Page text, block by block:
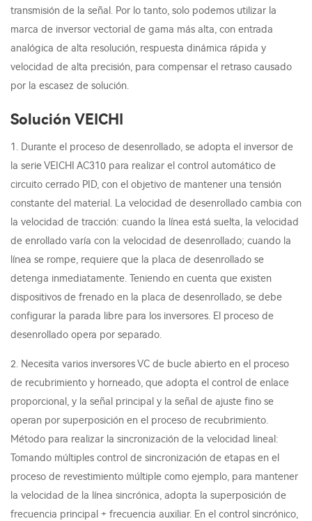
transmisión de la señal. Por lo tanto, solo podemos utilizar la
marca de inversor vectorial de gama más alta, con entrada
analógica de alta resolución, respuesta dinámica rápida y
velocidad de alta precisión, para compensar el retraso causado
por la escasez de solución.
Solución VEICHI
1. Durante el proceso de desenrollado, se adopta el inversor de
la serie VEICHI AC310 para realizar el control automático de
circuito cerrado PID, con el objetivo de mantener una tensión
constante del material. La velocidad de desenrollado cambia con
la velocidad de tracción: cuando la línea está suelta, la velocidad
de enrollado varía con la velocidad de desenrollado; cuando la
línea se rompe, requiere que la placa de desenrollado se
detenga inmediatamente. Teniendo en cuenta que existen
dispositivos de frenado en la placa de desenrollado, se debe
configurar la parada libre para los inversores. El proceso de
desenrollado opera por separado.
2. Necesita varios inversores VC de bucle abierto en el proceso
de recubrimiento y horneado, que adopta el control de enlace
proporcional, y la señal principal y la señal de ajuste fino se
operan por superposición en el proceso de recubrimiento.
Método para realizar la sincronización de la velocidad lineal:
Tomando múltiples control de sincronización de etapas en el
proceso de revestimiento múltiple como ejemplo, para mantener
la velocidad de la línea sincrónica, adopta la superposición de
frecuencia principal + frecuencia auxiliar. En el control sincrónico,